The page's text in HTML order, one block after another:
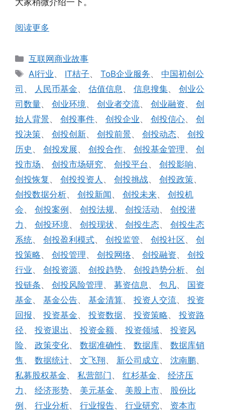
大家稍微介绍一下。
阅读更多
分
类
互联网商业故事
标
AI行业、 IT桔子、ToB企业服务、 中国初创公
司 、 人民币基金、 估值信息 、 信息搜集、 创业公
司数量、 创业环境、 创业者交流、 创业融资、 创
始人背景、 创投事件、 创投企业、 创投信心、 创
投决策、 创投创新、 创投前景、 创投动态、 创投
历史 、 创投发展、 创投合作、 创投基金管理、 创
投市场、 创投市场研究、 创投平台 、 创投影响、
创投恢复 、 创投投资人 、 创投挑战、 创投政策、
创投数据分析、 创投新闻、 创投未来、 创投机
会、 创投案例、 创投法规、 创投活动、 创投潜
力 、 创投环境、 创投现状、 创投生态、 创投生态
系统、 创投盈利模式、 创投监管、 创投社区、 创
投策略、 创投管理、 创投网络、 创投融资、 创投
行业、 创投资源、 创投趋势、 创投趋势分析、 创
投链条、 创投风险管理、 募资信息 、 包凡、 国资
基金、 基金公告、 基金清算、 投资人交流、 投资
回报、 投资基金、 投资数据、 投资策略、 投资路
径、 投资退出 、 投资金额、 投资领域、 投资风
险、 政策变化、 数据准确性、 数据库、 数据库销
售 、 数据统计、 文飞翔、 新公司成立、 沈南鹏、
私募股权基金、 私营部门 、 红杉基金、 经济压
力 、 经济形势、 美元基金、 美股上市、 股份比
例、 行业分析、 行业报告、 行业研究、 资本市